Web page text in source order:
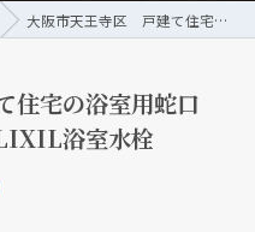
大阪市天王寺区 戸建て住宅の浴室用蛇口取替リフォーム工事 LIXIL浴室水栓
宅の浴室用蛇口
浴室水栓